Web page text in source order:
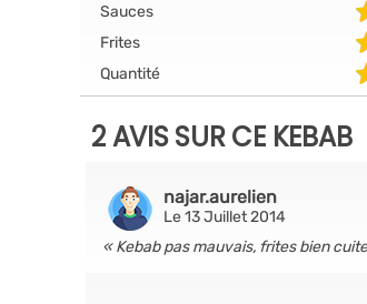
Sauces
Frites
Quantité
2 AVIS SUR CE KEBAB
najar.aurelien
Le 13 Juillet 2014
Kebab pas mauvais, frites bien